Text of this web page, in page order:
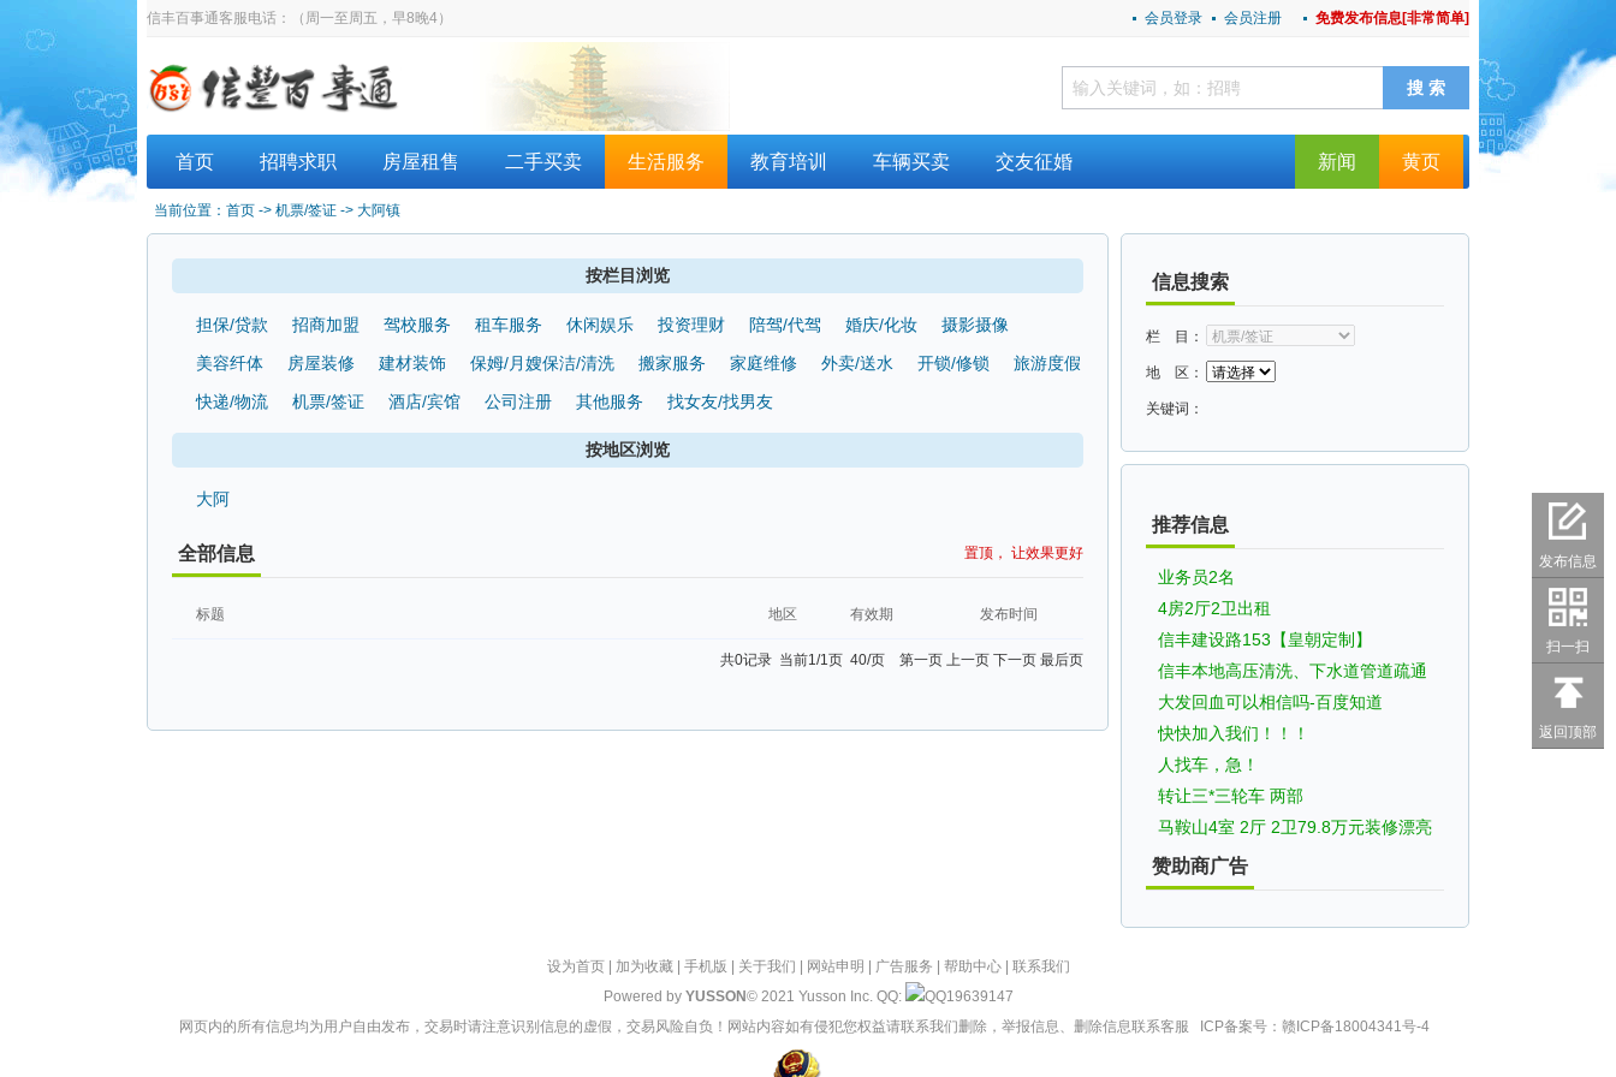
信丰百事通客服电话： （周一至周五，早8晚4） 会员登录 会员注册 免费发布信息[非常简单]
首页 招聘求职 房屋租售 二手买卖 生活服务 教育培训 车辆买卖 交友征婚 黄页
新闻
当前位置： 首页 -> 机票/签证 -> 大阿镇
按栏目浏览
担保/贷款 招商加盟 驾校服务 租车服务 休闲娱乐 投资理财 陪驾/代驾 婚庆/化妆
摄影摄像
美容纤体
房屋装修 建材装饰 保姆/月嫂保洁/清洗 搬家服务 家庭维修 外卖/送水 开锁/修锁
旅游度假
快递/物流
机票/签证 酒店/宾馆 公司注册 其他服务 找女友/找男友
按地区浏览
大阿
全部信息 置顶， 让效果更好
标题 地区 有效期 发布时间
共0记录 当前1/1页 40/页 第一页 上一页 下一页 最后页
信息搜索
栏 目：
地 区：
关键词：
推荐信息
业务员2名
4房2厅2卫出租
信丰建设路153【皇朝定制】
信丰本地高压清洗、下水道管道疏通
大发回血可以相信吗-百度知道
快快加入我们！！！
人找车，急！
转让三*三轮车 两部
马鞍山4室 2厅 2卫79.8万元装修漂亮
赞助商广告
设为首页| 加为收藏| 手机版 关于我们 网站申明 广告服务 帮助中心| 联系我们
Powered by YUSSON© 2021 Yusson Inc. QQ:
19639147
网页内的所有信息均为用户自由发布，交易时请注意识别信息的虚假，交易风险自负！网站内容如有侵犯您权益请联系我们删除，举报信息、删除信息联系客服 ICP备案号： 赣ICP备18004341号-4
发布信息
扫一扫
返回顶部